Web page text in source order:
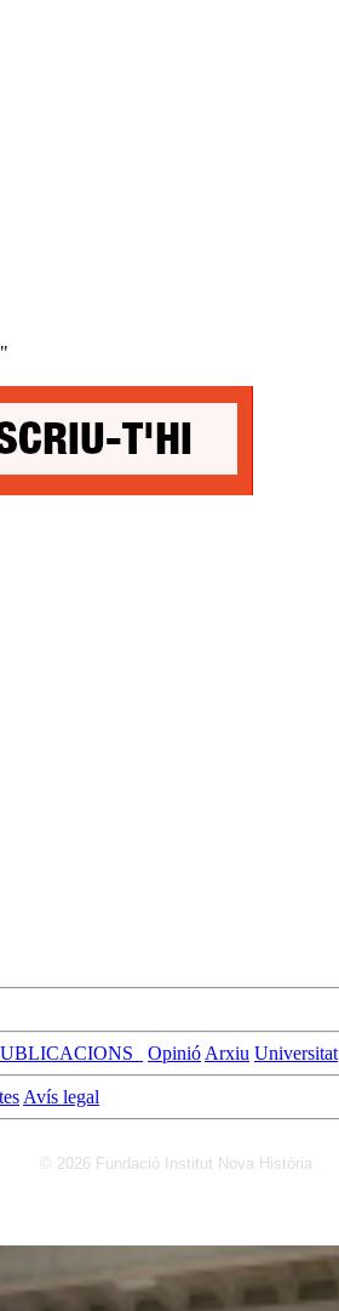
Opinió Arxiu Universitat
Avís legal
© 2026 Fundació Institut Nova Història